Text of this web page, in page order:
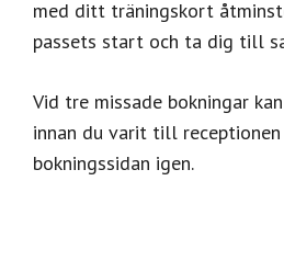
med ditt träningskort
passets start och ta dig till
Vid tre missade bokningar
innan du varit till
bokningssidan igen.